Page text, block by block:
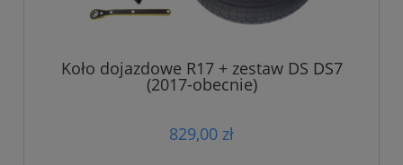
Koło dojazdowe R17 + zestaw DS DS7
(2017-obecnie)
829,00 zł